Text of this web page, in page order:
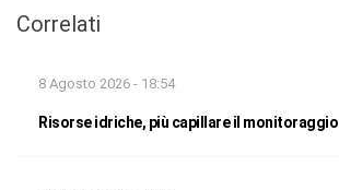
Correlati
8 Agosto 2026 - 18:54
Risorse idriche, più capillare il monitoraggio